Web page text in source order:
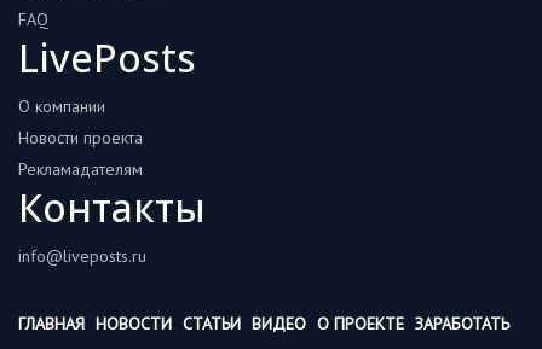
FAQ
LivePosts
О компании
Новости проекта
Рекламадателям
Контакты
info@liveposts.ru
ГЛАВНАЯ НОВОСТИ СТАТЬИ ВИДЕО О ПРОЕКТЕ ЗАРАБОТАТЬ